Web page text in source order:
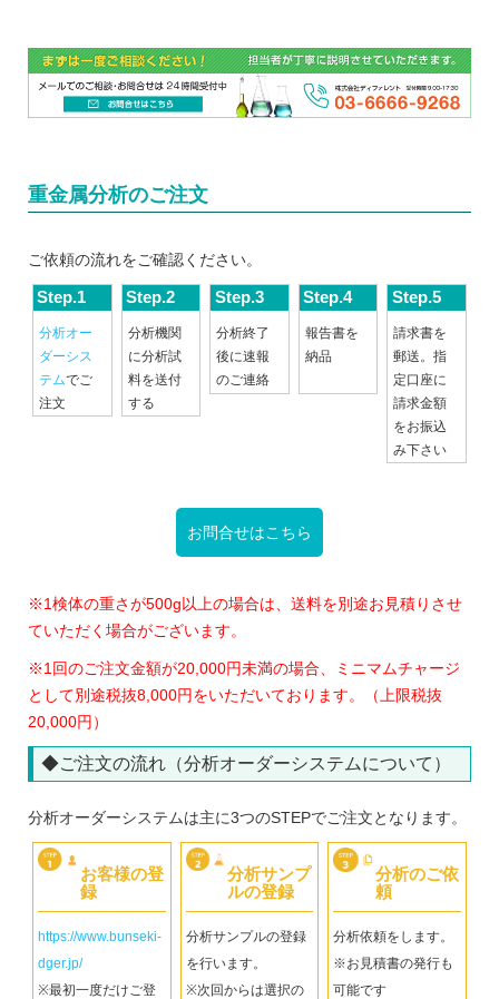
重金属分析のご注文
ご依頼の流れをご確認ください。
Step.1
分析オー
ダーシス
テムでご
注文
Step.2
分析機関
に分析試
料を送付
する
Step.3
分析終了
後に速報
のご連絡
Step.4
報告書を
納品
Step.5
請求書を
郵送。指
定口座に
請求金額
をお振込
み下さい
お問合せはこちら
※1検体の重さが500g以上の場合は、送料を別途お見積りさせ
ていただく場合がございます。
※1回のご注文金額が20,000円未満の場合、ミニマムチャージ
として別途税抜8,000円をいただいております。（上限税抜
20,000円）
◆ご注文の流れ（分析オーダーシステムについて）
分析オーダーシステムは主に3つのSTEPでご注文となります。
お客様の登
録
https://www.bunseki-
dger.jp/
※最初一度だけご登
分析サンプ
ルの登録
分析サンプルの登録
を行います。
※次回からは選択の
分析のご依
頼
分析依頼をします。
※お見積書の発行も
可能です